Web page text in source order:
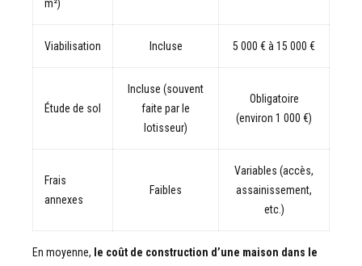
m²)
Viabilisation Incluse 5 000 € à 15 000 €
Étude de sol
Incluse (souvent
faite par le
lotisseur)
Obligatoire
(environ 1 000 €)
Frais
annexes
Faibles
Variables (accès,
assainissement,
etc.)
En moyenne, le coût de construction d’une maison dans le